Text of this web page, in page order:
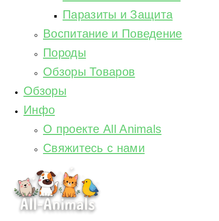
Паразиты и Защита
Воспитание и Поведение
Породы
Обзоры Товаров
Обзоры
Инфо
О проекте All Animals
Свяжитесь с нами